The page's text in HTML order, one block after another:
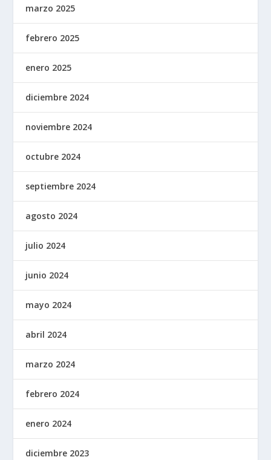
marzo 2025
febrero 2025
enero 2025
diciembre 2024
noviembre 2024
octubre 2024
septiembre 2024
agosto 2024
julio 2024
junio 2024
mayo 2024
abril 2024
marzo 2024
febrero 2024
enero 2024
diciembre 2023